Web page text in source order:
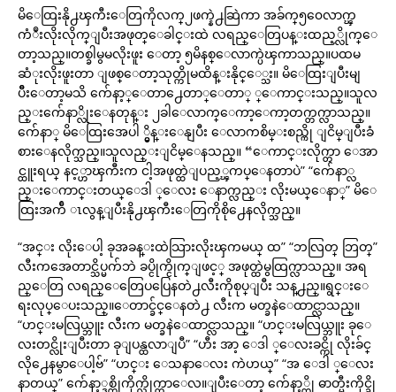
မိေထြးနို႕ၾကီးေတြကိုလက္၂ဖက္နဲ႕ဆြဲကာ အခ်က္၅၀ေလာက္ၾ
ကံဳးလိုးလိုက္ျပီးအဖုတ္ေခါင္းထဲ လရည္ေတြပန္းထည့္လိုက္ေ
တာ့သည္။တစ္ခါမွမလိုးဖူး ေတာ့ ၅မိနစ္ေလာက္ပဲၾကာသည္။ပထမ
ဆံုးလိုးဖူးတာ ျဖစ္ေတာ့သုတ္ကိုမထိန္းနိုင္ေ္သး။ မိေထြးျပီးမျ
ပိီးေတာ့မသိ က်ေနာ့္ေတာ႕ေတာ္ေတာ္ ္ေကာင္းသည္။သူလ
ည္းက်ေနာ္လိုးေနတုန္း ၂ခါေလာက္ေကာ့ေကာ့တက္တက္လာသည္။
က်ေနာ္ မိေထြးအေပါ ္မွိန္းေနျပီး ေလာကစိမ္းစည္ကို ျငိမ္ျပီးခံ
စားေနလိုက္သည္။သူလည္းျငိမ္ေနသည္။ “ေကာင္းလိုက္တာ ေအာ
င္ထူးရယ္ နင့္ဟာၾကီးက ငါ့အဖုတ္ထဲျပည့္ၾကပ္ေနတာပဲ” “က်ေနာ္လ
ည္းေကာင္းတယ္ေဒါ ္ေလး ေနာက္လည္း လိုးမယ္ေနာ္” မိေ
ထြးအက်ီ ၤလွန္ျပီးနို႕ၾကီးေတြကိုစို႕ေနလိုက္သည္။
“အင္း လိုးေပါ့ ခုအခန္းထဲသြားလိုးၾကမယ္ ထ” “ဘလြတ္ ဘြတ္”
လီးကအေတာင္သိပ္မက်ဘဲ ခပ္ငိုက္ငိုက္ျဖင့္ အဖုတ္ထဲမွထြက္လာသည္။ အရ
ည္ေတြ လရည္ေတြေပပြေနတဲ႕လီးကိုစုပ္ျပီး သန္႕ည္။ရွင္းေ
ရးလုပ္ေပးသည္။ေတာင္ခ်င္ေနတဲ႕ လီးက မတ္ခနဲေထာင္လာသည္။
“ဟင္းမလြယ္ဘူး လီးက မတ္ခနဲေထာင္လာသည္။ “ဟင္းမလြယ္ဘူး ခုေ
လးတင္လိုးျပီးတာ ခုျပန္ထလာျပီ” “ဟီး အာ့ ေဒါ ္ေလးခင္ကို လိုးခ်င္
လို႕ေနမွာေပါ့ဗ်” “ဟင္း ေသနာေလး ကဲဟယ္” “အ ေဒါ ္ေလး
နာတယ္” က်ေနာ့္ဒစ္ကိုကိုက္လိုက္တာေလ။ျပီးေတာ့ က်ေနာ့္ကို ဓာတ္မီးကိုင္ခို